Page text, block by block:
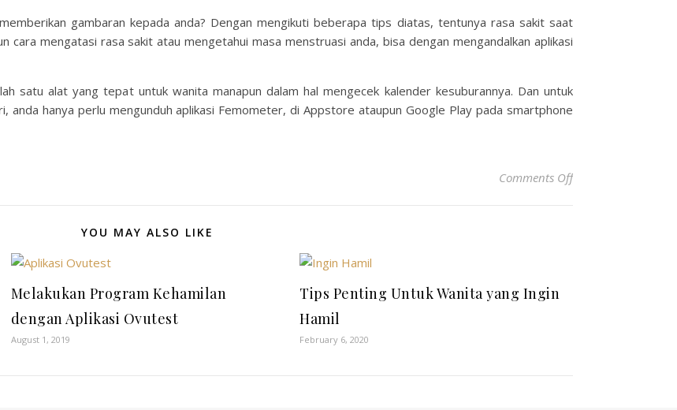
gambaran kepada anda? Dengan mengikuti beberapa tips diatas, tentunya rasa sakit saat
cara mengatasi rasa sakit atau mengetahui masa menstruasi anda, bisa dengan mengandalkan aplikasi
satu alat yang tepat untuk wanita manapun dalam hal mengecek kalender kesuburannya. Dan untuk
anda hanya perlu mengunduh aplikasi Femometer, di Appstore ataupun Google Play pada smartphone
Comments Offon Penyebab Haid
YOU MAY ALSO LIKE
Melakukan Program Kehamilan
dengan Aplikasi Ovutest
August 1, 2019
Tips Penting Untuk Wanita yang Ingin
Hamil
February 6, 2020